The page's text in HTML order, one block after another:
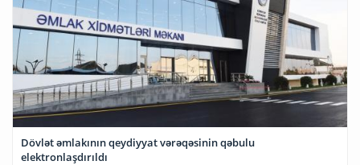
Dövlət əmlakının qeydiyyat vərəqəsinin qəbulu
elektronlaşdırıldı